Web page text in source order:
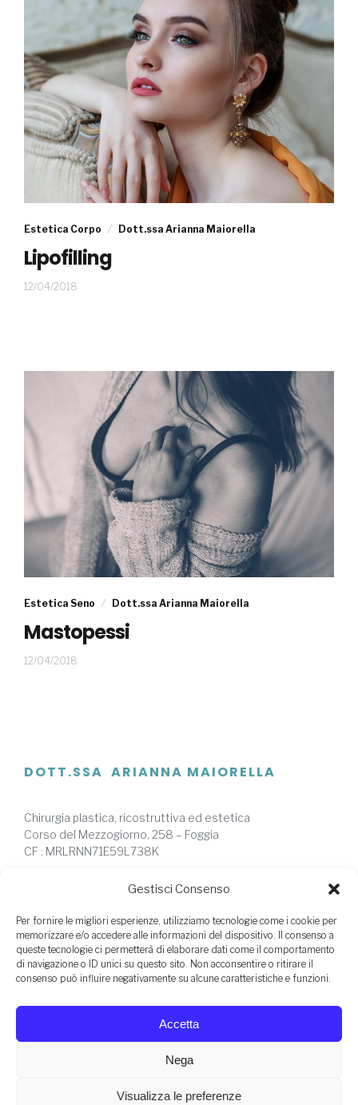
Gestisci Consenso
Per fornire le migliori esperienze, utilizziamo tecnologie come i cookie per
memorizzare e/o accedere alle informazioni del dispositivo. Il consenso a
queste tecnologie ci permetterà di elaborare dati come il comportamento
di navigazione o ID unici su questo sito. Non acconsentire o ritirare il
consenso può influire negativamente su alcune caratteristiche e funzioni.
Accetta
Nega
Visualizza le preferenze
Estetica Corpo Dott.ssa Arianna Maiorella
Lipofilling
12/04/2018
Estetica Seno Dott.ssa Arianna Maiorella
Mastopessi
12/04/2018
DOTT.SSA ARIANNA MAIORELLA
Chirurgia plastica, ricostruttiva ed estetica
Corso del Mezzogiorno, 258 – Foggia
CF : MRLRNN71E59L738K
Cookie Policy
SEGRETERIA
Per prenotare una visita specialistica con la Dott.ssa